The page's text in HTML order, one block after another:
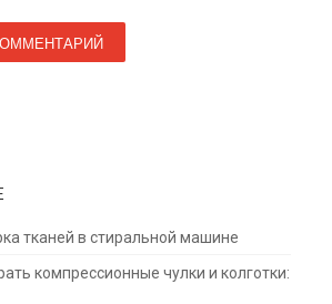
тканей в стиральной машине
компрессионные чулки и колготки: